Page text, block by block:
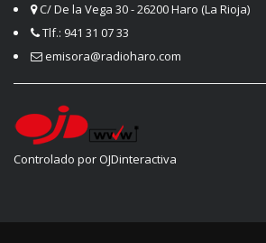
C/ De la Vega 30 - 26200 Haro (La Rioja)
Tlf.: 941 31 07 33
emisora@radioharo.com
Controlado por OJDinteractiva